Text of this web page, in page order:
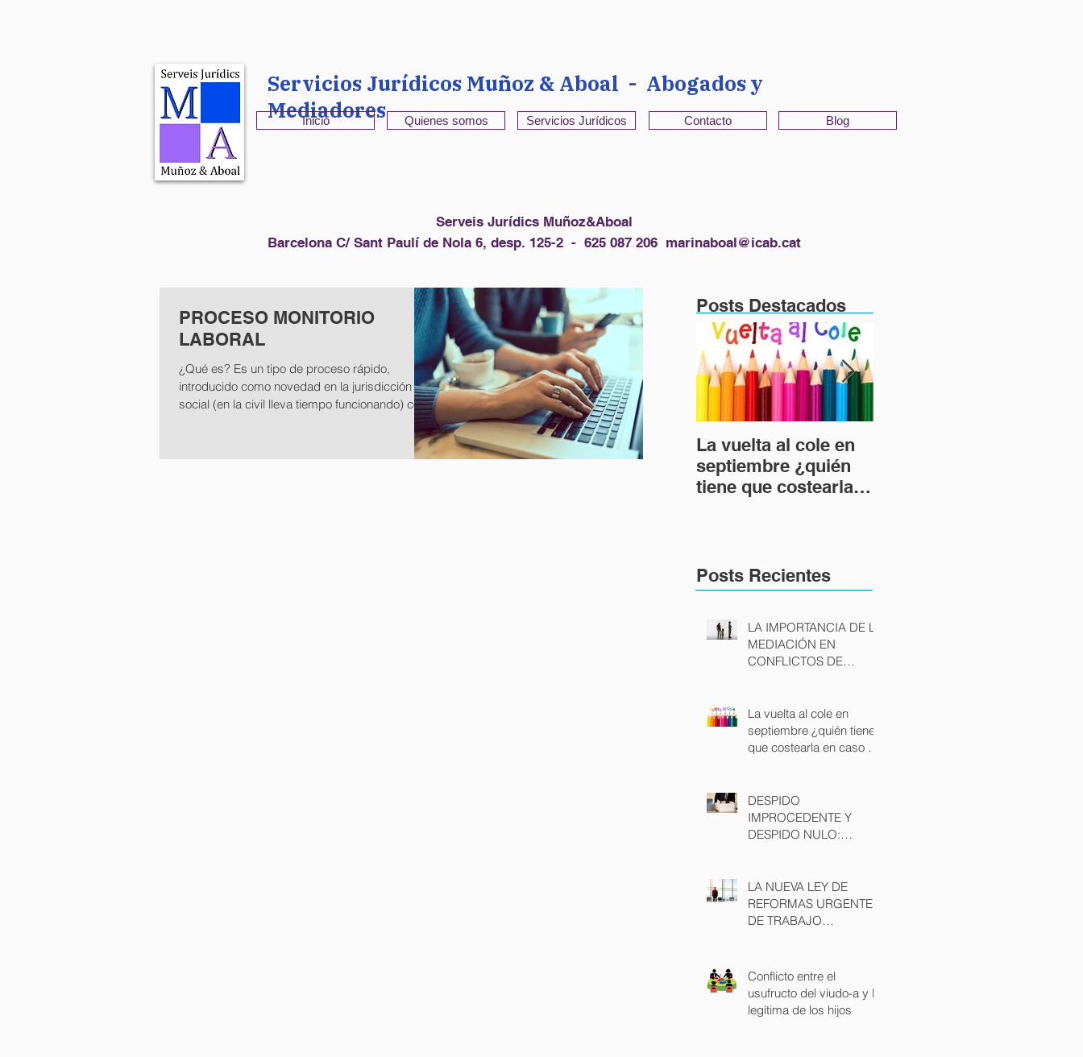
Servicios Jurídicos Muñoz & Aboal - Abogados y
Mediadores
Inicio Quienes somos Servicios Jurídicos Contacto Blog
Serveis Jurídics Muñoz&Aboal
Barcelona C/ Sant Paulí de Nola 6, desp. 125-2 - 625 087 206 marinaboal@icab.cat
PROCESO MONITORIO
LABORAL
¿Qué es? Es un tipo de proceso rápido,
introducido como novedad en la jurisdicción
social (en la civil lleva tiempo funcionando) con
La vuelta al cole en
septiembre ¿quién
tiene que costearla
Posts Recientes
LA IMPORTANCIA DE LA
MEDIACIÓN EN
CONFLICTOS DE
La vuelta al cole en
septiembre ¿quién tiene
que costearla en caso de
DESPIDO
IMPROCEDENTE Y
DESPIDO NULO:
LA NUEVA LEY DE
REFORMAS URGENTES
DE TRABAJO
Conflicto entre el
usufructo del viudo-a y la
legítima de los hijos
Posts Destacados